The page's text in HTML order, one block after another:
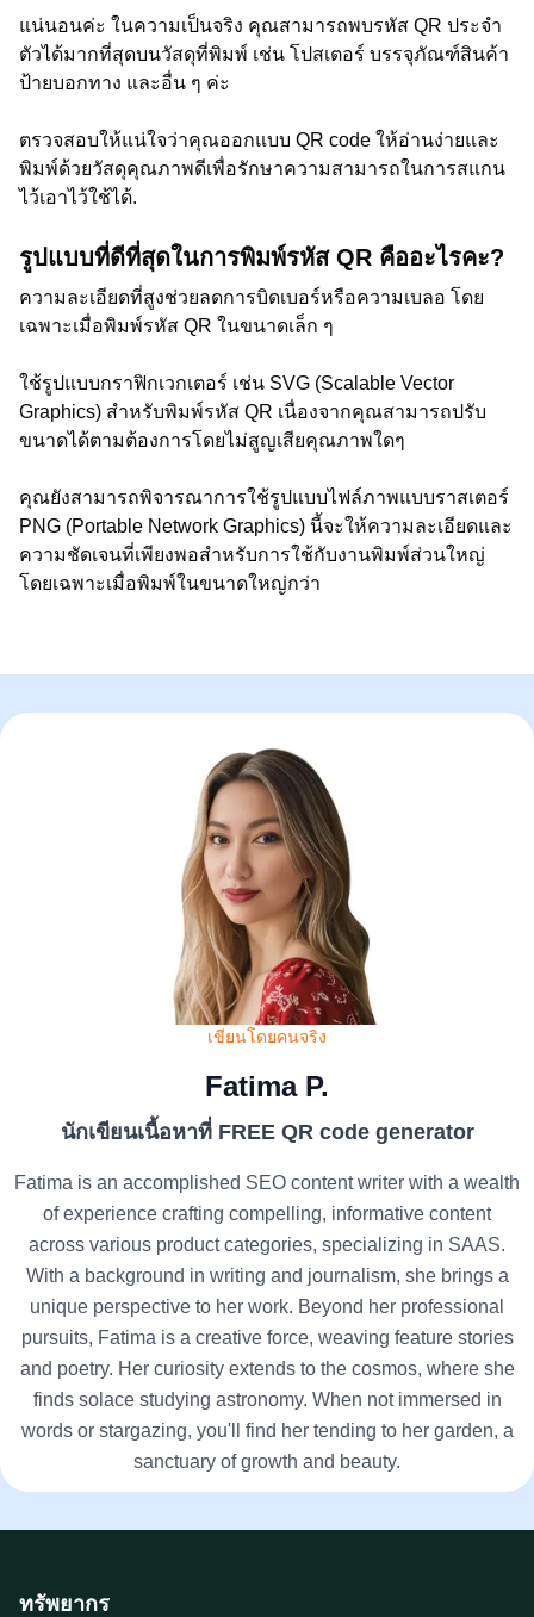
แน่นอนค่ะ ในความเป็นจริง คุณสามารถพบรหัส QR ประจำ
ตัวได้มากที่สุดบนวัสดุที่พิมพ์ เช่น โปสเตอร์ บรรจุภัณฑ์สินค้า
ป้ายบอกทาง และอื่น ๆ ค่ะ
ตรวจสอบให้แน่ใจว่าคุณออกแบบ QR code ให้อ่านง่ายและ
พิมพ์ด้วยวัสดุคุณภาพดีเพื่อรักษาความสามารถในการสแกน
ไว้เอาไว้ใช้ได้.
รูปแบบที่ดีที่สุดในการพิมพ์รหัส QR คืออะไรคะ?
ความละเอียดที่สูงช่วยลดการบิดเบอร์หรือความเบลอ โดย
เฉพาะเมื่อพิมพ์รหัส QR ในขนาดเล็ก ๆ
ใช้รูปแบบกราฟิกเวกเตอร์ เช่น SVG (Scalable Vector
Graphics) สำหรับพิมพ์รหัส QR เนื่องจากคุณสามารถปรับ
ขนาดได้ตามต้องการโดยไม่สูญเสียคุณภาพใดๆ
คุณยังสามารถพิจารณาการใช้รูปแบบไฟล์ภาพแบบราสเตอร์
PNG (Portable Network Graphics) นี้จะให้ความละเอียดและ
ความชัดเจนที่เพียงพอสำหรับการใช้กับงานพิมพ์ส่วนใหญ่
โดยเฉพาะเมื่อพิมพ์ในขนาดใหญ่กว่า
เขียนโดยคนจริง
Fatima P.
นักเขียนเนื้อหาที่ FREE QR code generator
Fatima is an accomplished SEO content writer with a wealth
of experience crafting compelling, informative content
across various product categories, specializing in SAAS.
With a background in writing and journalism, she brings a
unique perspective to her work. Beyond her professional
pursuits, Fatima is a creative force, weaving feature stories
and poetry. Her curiosity extends to the cosmos, where she
finds solace studying astronomy. When not immersed in
words or stargazing, you'll find her tending to her garden, a
sanctuary of growth and beauty.
ทรัพยากร